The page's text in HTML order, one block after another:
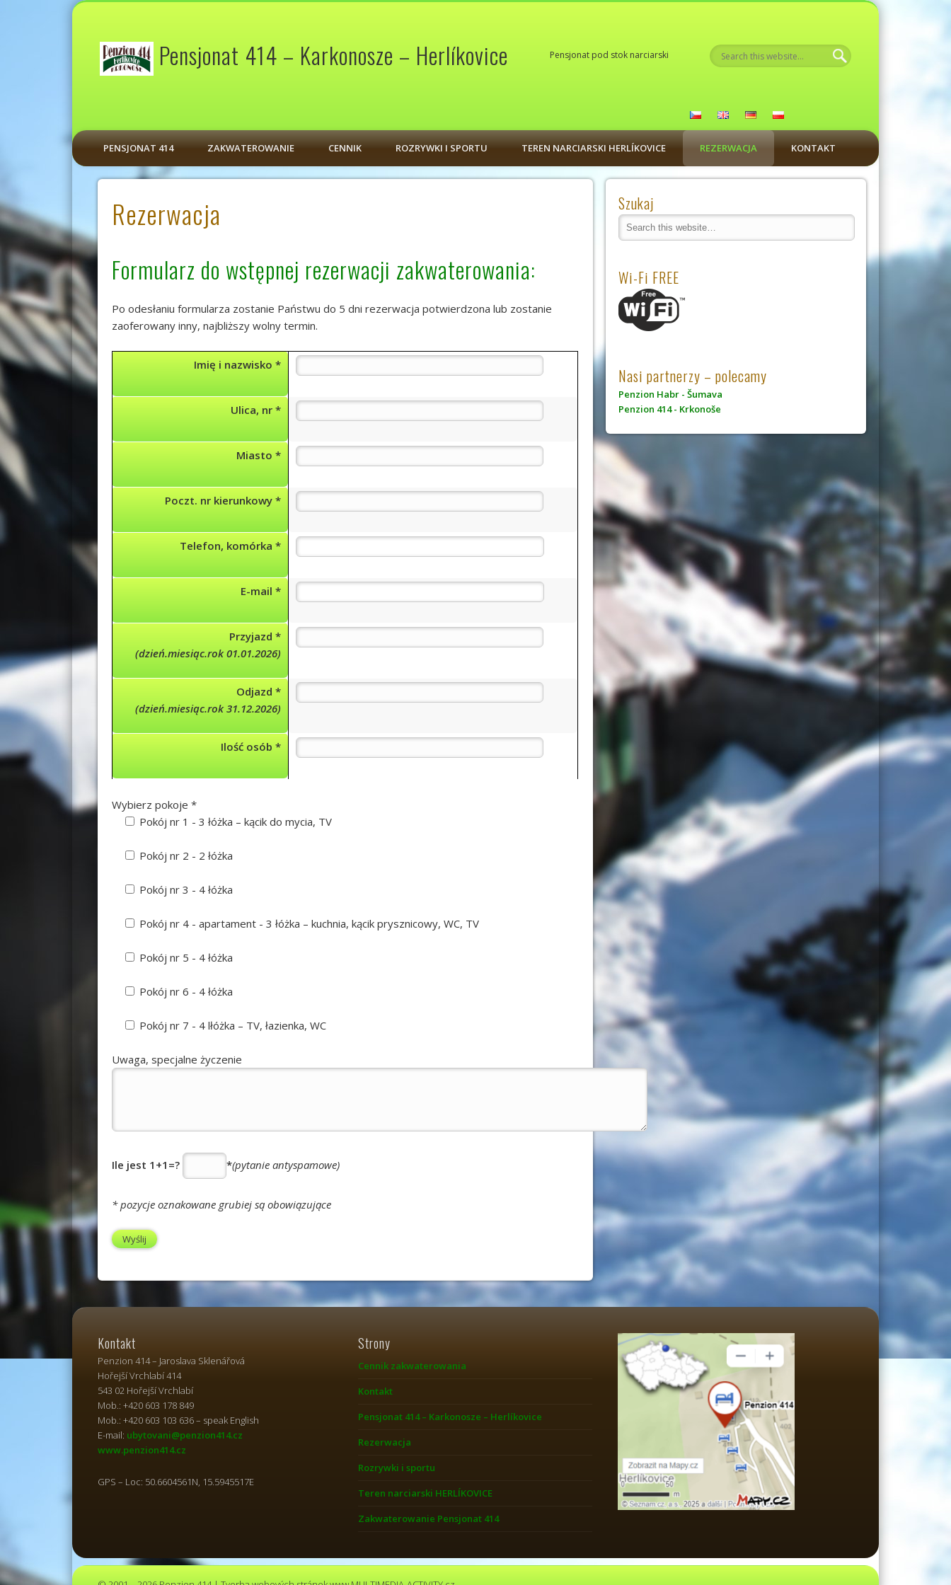
Pensjonat 414 – Karkonosze – Herlíkovice Pensjonat pod stok narciarski
PENSJONAT 414 ZAKWATEROWANIE CENNIK ROZRYWKI I SPORTU TEREN NARCIARSKI HERLÍKOVICE REZERWACJA KONTAKT
Rezerwacja
Formularz do wstępnej rezerwacji zakwaterowania:
Po odesłaniu formularza zostanie Państwu do 5 dni rezerwacja potwierdzona lub zostanie
zaoferowany inny, najbliższy wolny termin.
Imię i nazwisko *
Ulica, nr *
Miasto *
Poczt. nr kierunkowy *
Telefon, komórka *
E-mail *
Przyjazd *
(dzień.miesiąc.rok 01.01.2026)
Odjazd *
(dzień.miesiąc.rok 31.12.2026)
Ilość osób *
Wybierz pokoje *
Pokój nr 1 - 3 łóżka – kącik do mycia, TV
Pokój nr 2 - 2 łóżka
Pokój nr 3 - 4 łóżka
Pokój nr 4 - apartament - 3 łóżka – kuchnia, kącik prysznicowy, WC, TV
Pokój nr 5 - 4 łóżka
Pokój nr 6 - 4 łóżka
Pokój nr 7 - 4 lłóżka – TV, łazienka, WC
Uwaga, specjalne życzenie
Ile jest 1+1=? *(pytanie antyspamowe)
* pozycje oznakowane grubiej są obowiązujące
Please leave this field empty.
Szukaj
Wi-Fi FREE
Nasi partnerzy – polecamy
Penzion Habr - Šumava
Penzion 414 - Krkonoše
Kontakt
Penzion 414 – Jaroslava Sklenářová
Hořejší Vrchlabí 414
543 02 Hořejší Vrchlabí
Mob.: +420 603 178 849
Mob.: +420 603 103 636 – speak English
E-mail: ubytovani@penzion414.cz
www.penzion414.cz
GPS – Loc: 50.6604561N, 15.5945517E
Strony
Cennik zakwaterowania
Kontakt
Pensjonat 414 – Karkonosze – Herlíkovice
Rezerwacja
Rozrywki i sportu
Teren narciarski HERLÍKOVICE
Zakwaterowanie Pensjonat 414